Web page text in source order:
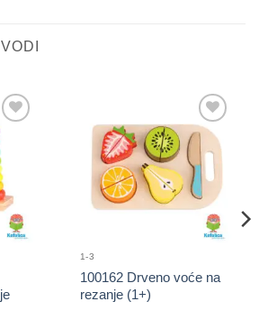
Sačuvaj
proizvod
1-3
100162 Drveno voće na
rezanje (1+)